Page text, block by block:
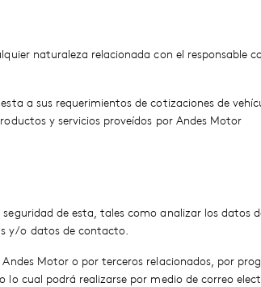
naturaleza relacionada con el responsable
a sus requerimientos de cotizaciones de
y servicios proveídos por Andes Motor
de esta, tales como analizar los datos
y/o datos de contacto.
Motor o por terceros relacionados, por
cual podrá realizarse por medio de correo